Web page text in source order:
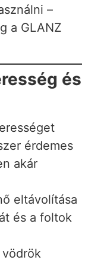
–
a GLANZ
és
érdemes
akár
eltávolítása
és a foltok